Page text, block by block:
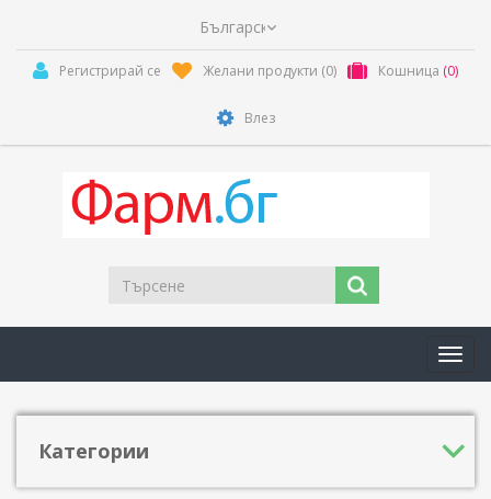
Регистрирай се Желани продукти (0) Кошница (0)
Влез
Категории